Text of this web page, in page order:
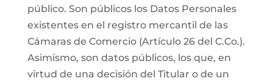
público. Son públicos los Datos Personales
existentes en el registro mercantil de las
Cámaras de Comercio (Artículo 26 del C.Co.).
Asimismo, son datos públicos, los que, en
virtud de una decisión del Titular o de un